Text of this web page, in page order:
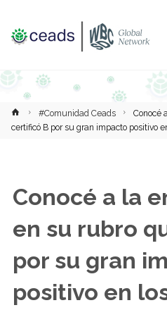
Inicio#Comunidad Ceads
Conocé
certificó B por su gran impacto positivo
Conocé a la
en su rubro
por su gran
positivo en